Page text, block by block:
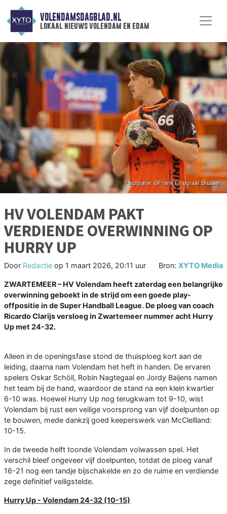
VOLENDAMSDAGBLAD.NL
lokaal nieuws volendam en edam
HV VOLENDAM PAKT
VERDIENDE OVERWINNING OP
HURRY UP
Door Redactie op 1 maart 2026, 20:11 uur Bron: XYTO Media
ZWARTEMEER– HV Volendam heeft zaterdag een belangrijke
overwinning geboekt in de strijd om een goede play-
offpositie in de Super Handball League. De ploeg van coach
Ricardo Clarijs versloeg in Zwartemeer nummer acht Hurry
Up met 24-32.
Alleen in de openingsfase stond de thuisploeg kort aan de
leiding, daarna nam Volendam het heft in handen. De ervaren
spelers Oskar Schöll, Robin Nagtegaal en Jordy Baijens namen
het team bij de hand, waardoor de stand na een klein kwartier
6-10 was. Hoewel Hurry Up nog terugkwam tot 9-10, wist
Volendam bij rust een veilige voorsprong van vijf doelpunten op
te bouwen, mede dankzij goed keeperswerk van McClellland:
10-15.
In de tweede helft toonde Volendam volwassen spel. Het
verschil bleef ongeveer vijf doelpunten, totdat de ploeg vanaf
16-21 nog een tandje bijschakelde en zo de ruime en verdiende
zege definitief veiligstelde.
Hurry Up - Volendam 24-32 (10-15)